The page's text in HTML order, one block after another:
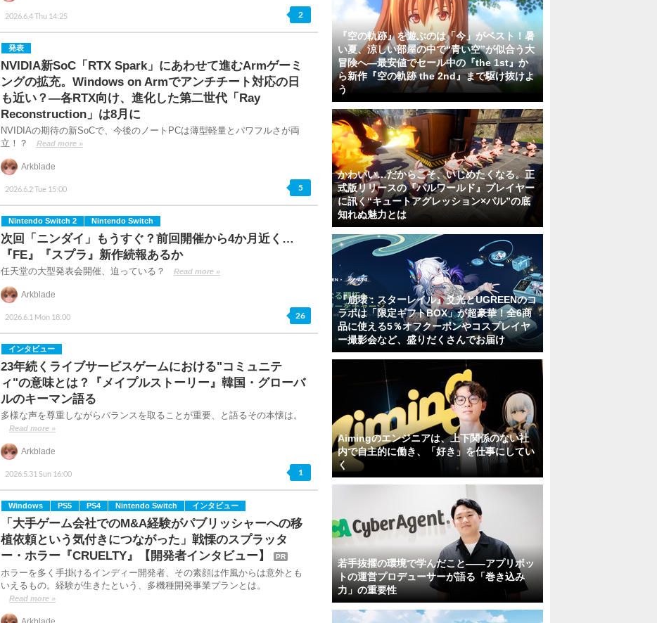
2026.6.4 Thu 14:25 2
発表
NVIDIA新SoC「RTX Spark」にあわせて進むArmゲーミ
ングの拡充。Windows on Armでアンチチート対応の日
も近い？―各RTX向け、進化した第二世代「Ray
Reconstruction」は8月に
NVIDIAの期待の新SoCで、今後のノートPCは薄型軽量とパワフルさが両
立！？
Read more »
2026.6.2 Tue 15:00
Arkblade
5
Nintendo Switch 2 Nintendo Switch
次回「ニンダイ」もうすぐ？前回開催から4か月近く…
『FE』『スプラ』新作続報あるか
任天堂の大型発表会開催、迫っている？ Read more »
2026.6.1 Mon 18:00
Arkblade
26
インタビュー
23年続くライブサービスゲームにおける"コミュニテ
ィ"の意味とは？『メイプルストーリー』韓国・グローバ
ルのキーマン語る
多様な声を尊重しながらバランスを取ることが重要、と語るその本懐は。
Read more »
2026.5.31 Sun 16:00
Arkblade
1
Windows PS5 PS4 Nintendo Switch インタビュー
「大手ゲーム会社でのM&A経験がパブリッシャーへの移
植依頼という気付きにつながった」戦慄のスプラッタ
ー・ホラー『CRUELTY』【開発者インタビュー】
PR
ホラーを多く手掛けるインディー開発者、その素顔は作風からは意外とも
いえるもの。経験が生きたという、多機種開発事業プランとは。
Read more »
『空の軌跡』を遊ぶのは「今」がベスト！暑
い夏、涼しい部屋の中で“青い空”が似合う大
冒険へ―最安値でセール中の『the 1st』か
ら新作『空の軌跡 the 2nd』まで駆け抜けよ
う
かわいい…だからこそ、いじめたくなる。正
式版リリースの『パルワールド』プレイヤー
に訊く“キュートアグレッション×パル”の底
知れぬ魅力とは
『崩壊：スターレイル』爻光とUGREENのコ
ラボは「限定ギフトBOX」が超豪華！全6商
品に使える5％オフクーポンやコスプレイヤ
ー撮影会など、盛りだくさんでお届け
Aimingのエンジニアは、上下関係のない社
内で自主的に働き、「好き」を仕事にしてい
く
若手抜擢の環境で学んだこと――アプリボッ
トの運営プロデューサーが語る「巻き込み
力」の重要性